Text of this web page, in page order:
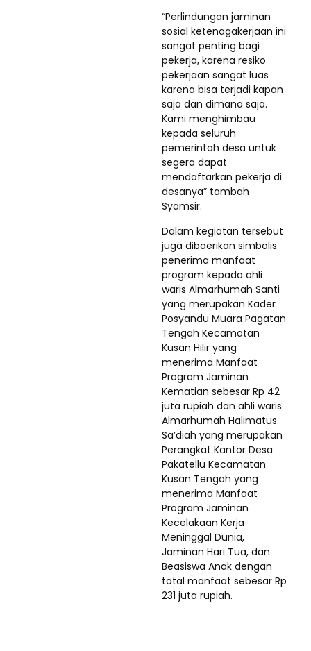
“Perlindungan jaminan
sosial ketenagakerjaan ini
sangat penting bagi
pekerja, karena resiko
pekerjaan sangat luas
karena bisa terjadi kapan
saja dan dimana saja.
Kami menghimbau
kepada seluruh
pemerintah desa untuk
segera dapat
mendaftarkan pekerja di
desanya” tambah
Syamsir.
Dalam kegiatan tersebut
juga dibaerikan simbolis
penerima manfaat
program kepada ahli
waris Almarhumah Santi
yang merupakan Kader
Posyandu Muara Pagatan
Tengah Kecamatan
Kusan Hilir yang
menerima Manfaat
Program Jaminan
Kematian sebesar Rp 42
juta rupiah dan ahli waris
Almarhumah Halimatus
Sa’diah yang merupakan
Perangkat Kantor Desa
Pakatellu Kecamatan
Kusan Tengah yang
menerima Manfaat
Program Jaminan
Kecelakaan Kerja
Meninggal Dunia,
Jaminan Hari Tua, dan
Beasiswa Anak dengan
total manfaat sebesar Rp
231 juta rupiah.